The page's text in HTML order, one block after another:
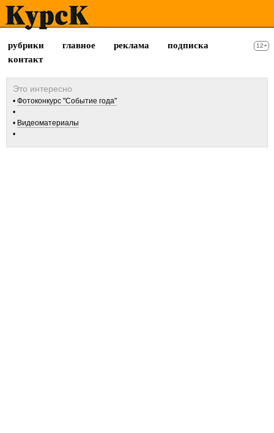
рубрики главное реклама
подписка
контакт
12+
Фотоконкурс "Событие года"
Видеоматериалы